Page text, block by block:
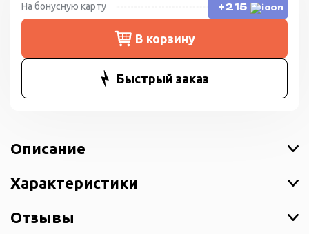
На бонусную карту +215
В корзину
Быстрый заказ
Описание
Характеристики
Отзывы